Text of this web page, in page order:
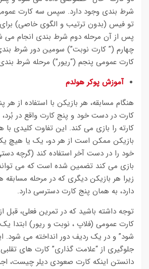
شرط بندی وجود دارد. سپس سه کارت
پس از آن مرحله دوم شرط بندی انجام می
چهارم (” کارت نوبت”) سومین دور شرط
کارت عمومی پنجم (“ریور”) مرحله شرط
آموزش پوکر هولدم
هنگام مسابقه، هر بازیکن با استفاده از هر
کارت در دست خود و پنج کارت واقع در
کارته را بازی می کند. این تفاوت کلیدی با
بازیکن ممکن است از هر دو، یک یا هیچ
خود را در دست آخر استفاده کند (گرچه
بازی می کند تضمین شده است که می تواند
زیرا هر بازیکن دیگری که در مرحله
دارد، به همان پنج کارت دسترسی دارد.
توجه داشته باشید که در تمرین فعلی،
کارت عمومی (فلاپ ، نوبت و ریور) ابتدا
شود” و در یک ردیف دور انداخته می شود.
جلوگیری از “علامت گذاری” کارت های
دانستن اینکه کارت صعودی دیلر چیست،